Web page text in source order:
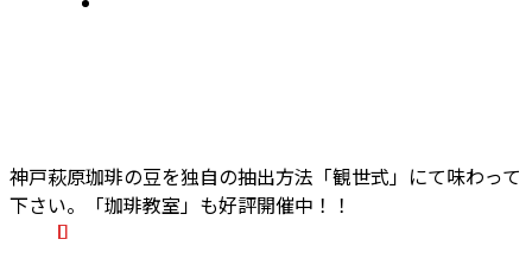
神戸萩原珈琲の豆を独自の抽出方法「観世式」にて味わって
下さい。「珈琲教室」も好評開催中！！